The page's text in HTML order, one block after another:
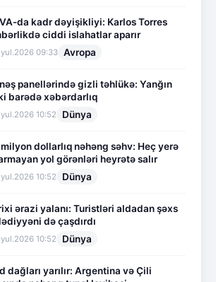
da kadr dəyişikliyi: Karlos Torres
ciddi islahatlar aparır
09:33 Avropa
panellərində gizli təhlükə: Yanğın
barədə xəbərdarlıq
10:52 Dünya
dollarlıq nəhəng səhv: Heç yerə
yol görənləri heyrətə salır
10:52 Dünya
ərazi yalanı: Turistləri aldadan şəxs
də çaşdırdı
10:52 Dünya
dağları yarılır: Argentina və Çili